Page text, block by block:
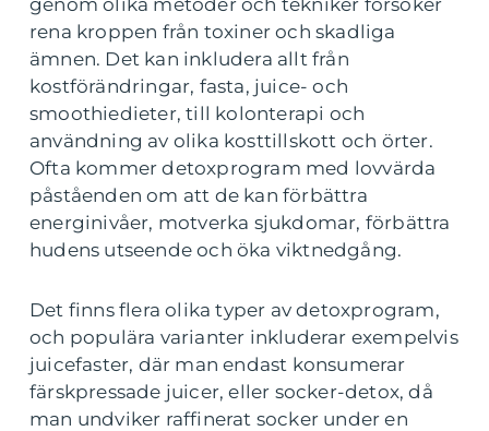
genom olika metoder och tekniker försöker
rena kroppen från toxiner och skadliga
ämnen. Det kan inkludera allt från
kostförändringar, fasta, juice- och
smoothiedieter, till kolonterapi och
användning av olika kosttillskott och örter.
Ofta kommer detoxprogram med lovvärda
påståenden om att de kan förbättra
energinivåer, motverka sjukdomar, förbättra
hudens utseende och öka viktnedgång.
Det finns flera olika typer av detoxprogram,
och populära varianter inkluderar exempelvis
juicefaster, där man endast konsumerar
färskpressade juicer, eller socker-detox, då
man undviker raffinerat socker under en